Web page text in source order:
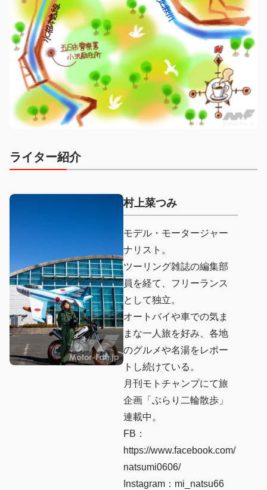
ライター紹介
村上菜つみ
モデル・モータージャー
ナリスト。
ツーリング雑誌の編集部
員を経て、フリーランス
として独立。
オートバイや車での気ま
まな一人旅を好み、各地
のグルメや名湯をレポー
トし続けている。
月刊モトチャンプにて旅
企画「ぶらり二輪散歩」
連載中。
FB：
https://www.facebook.com/
natsumi0606/
Instagram：mi_natsu66